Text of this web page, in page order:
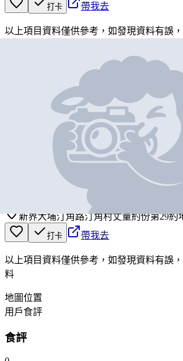
打卡 帶我去
以上項目資料僅供參考，如發現資料有誤
汀角灣燒烤農莊
Ting Kok Bay BBQ Farm
新界大埔汀角路汀角村丈量約份第29約
打卡 帶我去
以上項目資料僅供參考，如發現資料有誤
料
地圖位置
用戶食評
食評